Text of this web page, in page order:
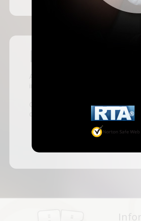
Pas encore
ABKingdom est le site français de
inscrivant, vous pourrez accéder
C'est rapide et gratuit, des milliers
discussions, faire des rencontres,